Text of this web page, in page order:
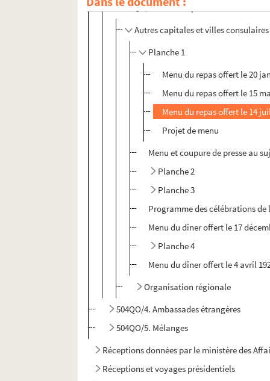
504QO/3. Autres capitales et villes
Autres capitales et villes consulaires
Planche 1
Menu du repas offert le 20
Menu du repas offert le 15
Menu du repas offert le 14
Projet de menu
Menu et coupure de presse au
Planche 2
Planche 3
Programme des célébrations
Menu du dîner offert le 17
Planche 4
Menu du dîner offert le 4 avril
Organisation régionale
504QO/4. Ambassades étrangères
504QO/5. Mélanges
Réceptions données par le ministère des
Réceptions et voyages présidentiels